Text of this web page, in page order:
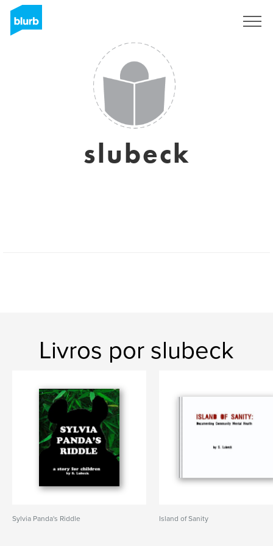
slubeck
Livros por slubeck
Sylvia Panda's Riddle Island of Sanity